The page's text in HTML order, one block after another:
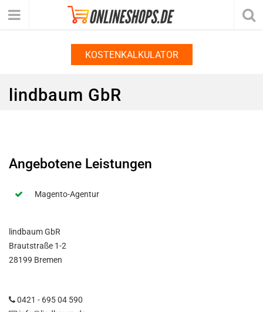
KOSTENKALKULATOR
lindbaum GbR
Angebotene Leistungen
Magento-Agentur
lindbaum GbR
Brautstraße 1-2
28199 Bremen
0421 - 695 04 590